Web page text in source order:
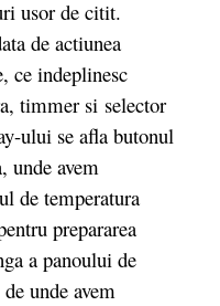
usor de citit.
de actiunea
ce indeplinesc
timmer si selector
ului se afla butonul
unde avem
de temperatura
prepararea
a panoului de
unde avem